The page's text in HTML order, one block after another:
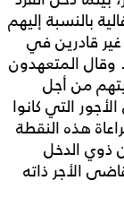
بالنسبة إليهم
قادرين في
وقال المتعهدون
من أجل
التي كانوا
هذه النقطة
ذوي الدخل
الأجر ذاته